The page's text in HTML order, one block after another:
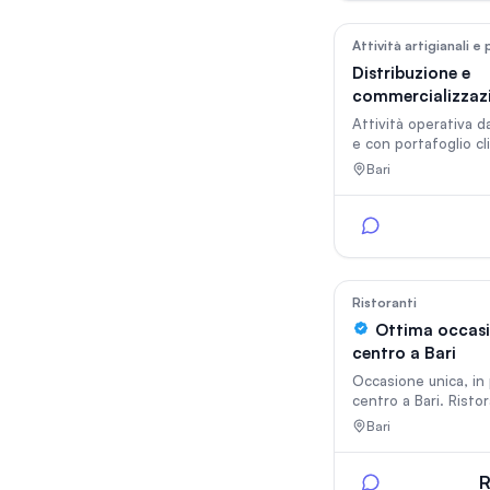
mantenere 1 o 2
ormai autonomi in
per investimento )
Attività artigianali e
Distribuzione e
e gelati Bari
Attività operativa
e con portafoglio
fidelizzato.
Ideale per:
distribuzione
Investitori alla
un'attività stabile.
Portafoglio clienti Contratti di
fornitura Furgone refrigerato
Ufficio Cella
Bari
Ristoranti
Ottima
centro a Bari
Occasione unica, in
centro a Bari.
Bar super avviato e
circa 50 posti a
Bari